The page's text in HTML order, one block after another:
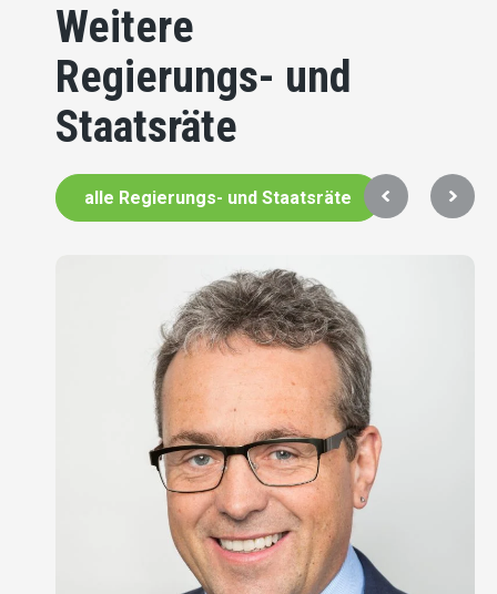
Weitere
Regierungs- und
Staatsräte
alle Regierungs- und Staatsräte